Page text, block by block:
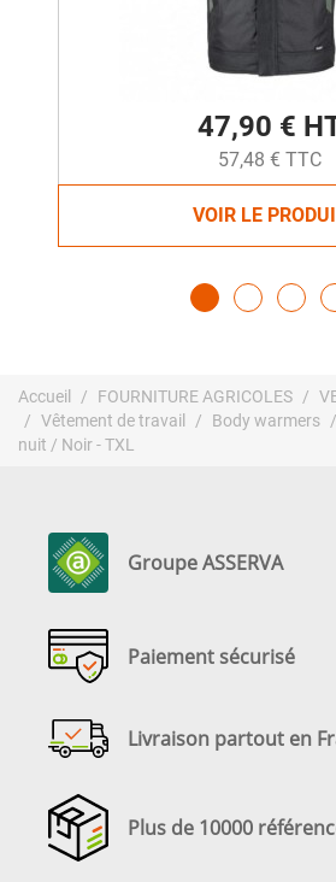
47,90 €
57,48 € TTC
VOIR LE
Accueil FOURNITURE AGRICOLES
Vêtement de travail
Body warmers
nuit / Noir - TXL
Groupe ASSERVA
Paiement sécurisé
Livraison partout en
Plus de 10000